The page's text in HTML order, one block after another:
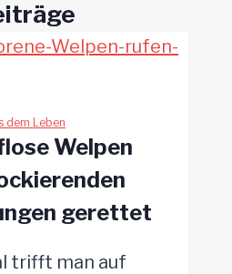
dem Leben
Welpen
gerettet
trifft man auf